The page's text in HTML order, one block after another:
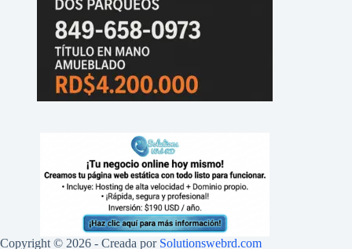
Copyright © 2026 - Creada por Solutionswebrd.com